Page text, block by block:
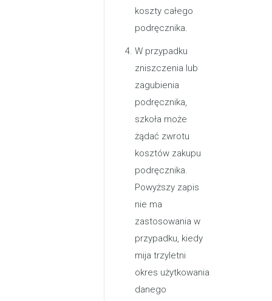
koszty całego
podręcznika.
W przypadku
zniszczenia lub
zagubienia
podręcznika,
szkoła może
żądać zwrotu
kosztów zakupu
podręcznika.
Powyższy zapis
nie ma
zastosowania w
przypadku, kiedy
mija trzyletni
okres użytkowania
danego